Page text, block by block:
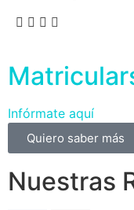
Infórmate aquí
Quiero saber más
Nuestras